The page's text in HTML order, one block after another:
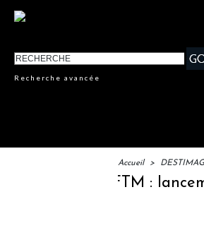
Recherche avancée
Accueil > DESTIMAG
IFTM :